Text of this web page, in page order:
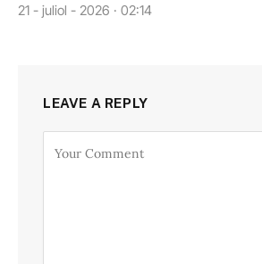
21 - juliol - 2026 · 02:14
LEAVE A REPLY